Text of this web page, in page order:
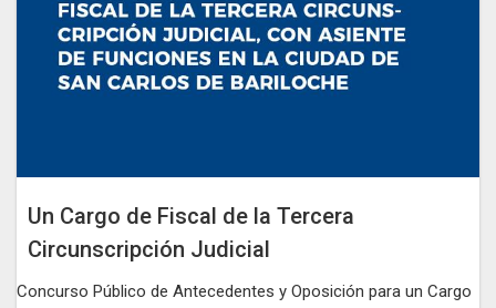
Un Cargo de Fiscal de la Tercera
Circunscripción Judicial
Concurso Público de Antecedentes y Oposición para un Cargo